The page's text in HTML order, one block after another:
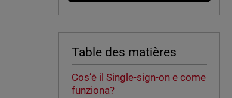
Table des matières
Cos’è il Single-sign-on e come
funziona?